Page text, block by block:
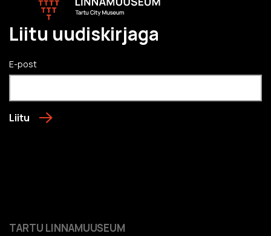
Liitu uudiskirjaga
E-post
Liitu
TARTU LINNAMUUSEUM